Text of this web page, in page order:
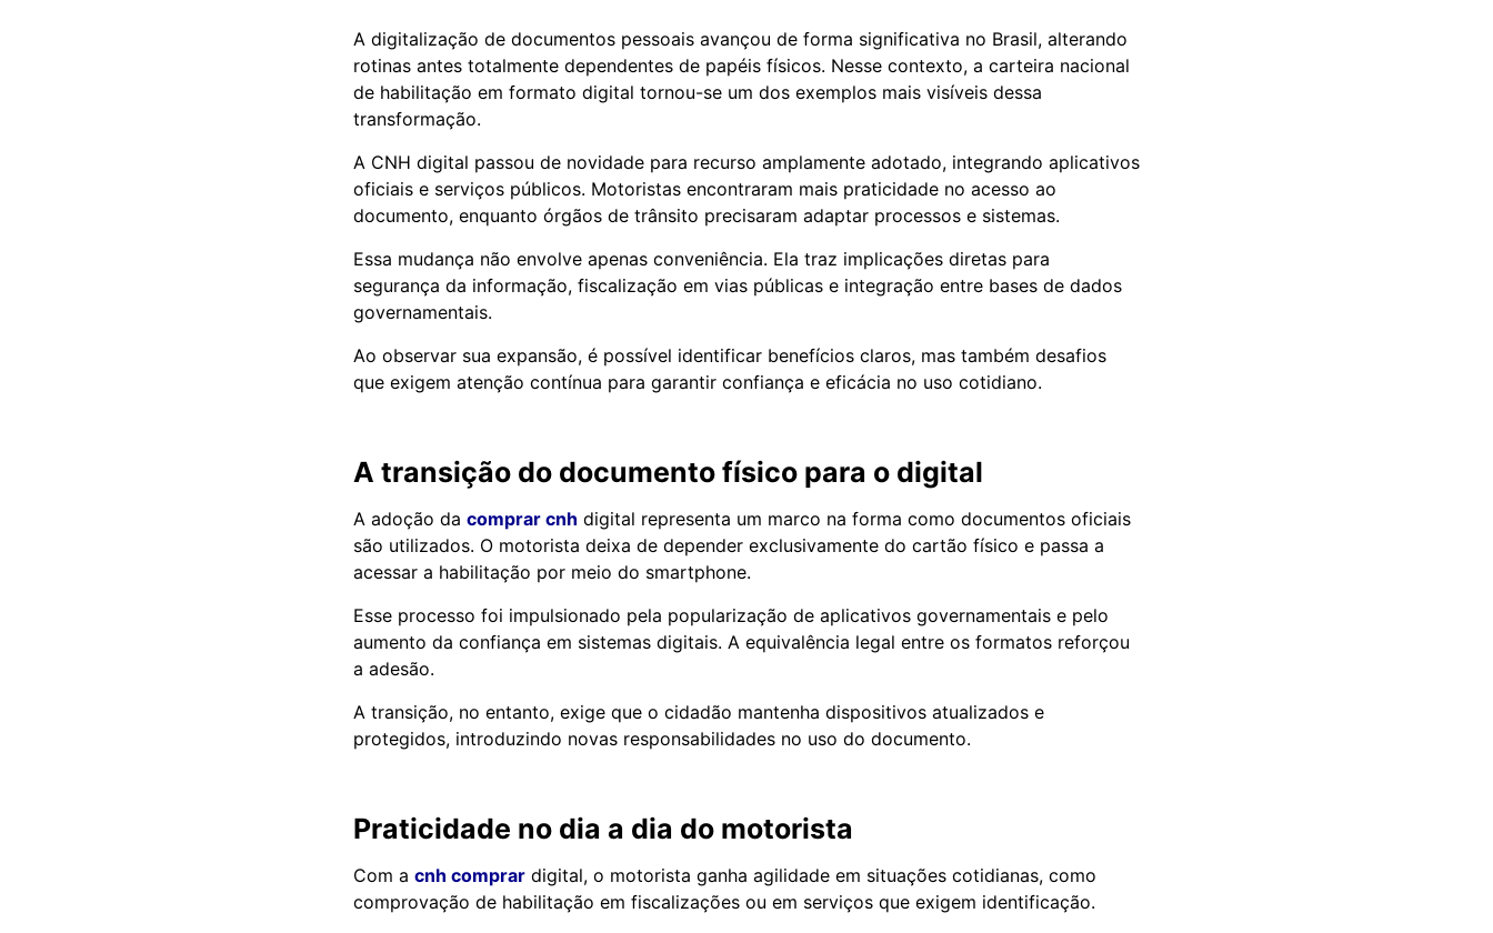
A digitalização de documentos pessoais avançou de forma significativa no Brasil, alterando
rotinas antes totalmente dependentes de papéis físicos. Nesse contexto, a carteira nacional
de habilitação em formato digital tornou-se um dos exemplos mais visíveis dessa
transformação.
A CNH digital passou de novidade para recurso amplamente adotado, integrando aplicativos
oficiais e serviços públicos. Motoristas encontraram mais praticidade no acesso ao
documento, enquanto órgãos de trânsito precisaram adaptar processos e sistemas.
Essa mudança não envolve apenas conveniência. Ela traz implicações diretas para
segurança da informação, fiscalização em vias públicas e integração entre bases de dados
governamentais.
Ao observar sua expansão, é possível identificar benefícios claros, mas também desafios
que exigem atenção contínua para garantir confiança e eficácia no uso cotidiano.
A transição do documento físico para o digital
A adoção da comprar cnh digital representa um marco na forma como documentos oficiais
são utilizados. O motorista deixa de depender exclusivamente do cartão físico e passa a
acessar a habilitação por meio do smartphone.
Esse processo foi impulsionado pela popularização de aplicativos governamentais e pelo
aumento da confiança em sistemas digitais. A equivalência legal entre os formatos reforçou
a adesão.
A transição, no entanto, exige que o cidadão mantenha dispositivos atualizados e
protegidos, introduzindo novas responsabilidades no uso do documento.
Praticidade no dia a dia do motorista
Com a cnh comprar digital, o motorista ganha agilidade em situações cotidianas, como
comprovação de habilitação em fiscalizações ou em serviços que exigem identificação.